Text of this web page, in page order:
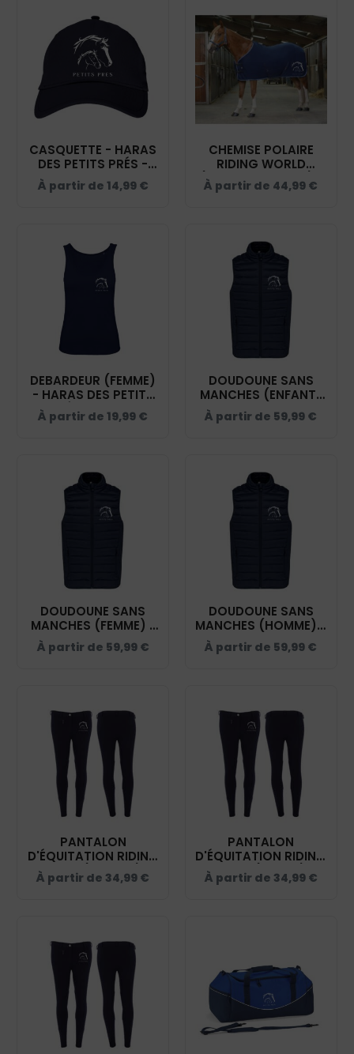
CASQUETTE - HARAS
DES PETITS PRÉS -
NAVY - BF015
À partir de 14,99 €
CHEMISE POLAIRE
RIDING WORLD
(AVEC ATTACHES) -
HARAS DES PETITS
À partir de 44,99 €
DEBARDEUR (FEMME)
- HARAS DES PETITS
PRÉS - NAVY -
K3024IC
À partir de 19,99 €
DOUDOUNE SANS
MANCHES (ENFANT)
- HARAS DES PETITS
PRÉS - NAVY - K6115
À partir de 59,99 €
DOUDOUNE SANS
MANCHES (FEMME) -
HARAS DES PETITS
PRÉS - NAVY - K6114
À partir de 59,99 €
DOUDOUNE SANS
MANCHES (HOMME) -
HARAS DES PETITS
PRÉS - NAVY - K6113
À partir de 59,99 €
PANTALON
D'ÉQUITATION RIDING
WORLD (ENFANT) -
HARAS DES PETITS
À partir de 34,99 €
PANTALON
D'ÉQUITATION RIDING
WORLD (FEMME) -
HARAS DES PETITS
À partir de 34,99 €